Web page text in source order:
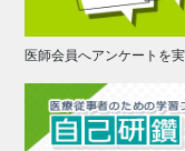
医師会員へアンケートを